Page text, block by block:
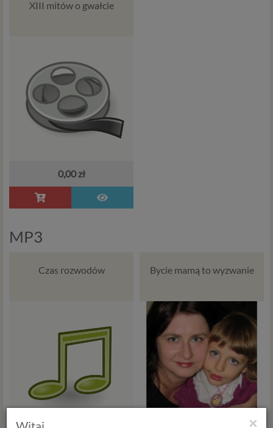
XIII mitów o gwałcie
0,00 zł
MP3
Czas rozwodów Bycie mamą to wyzwanie
×